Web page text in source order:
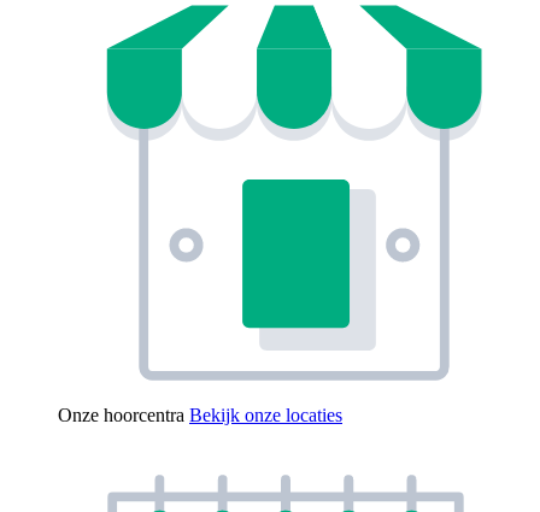
Onze hoorcentra Bekijk onze locaties